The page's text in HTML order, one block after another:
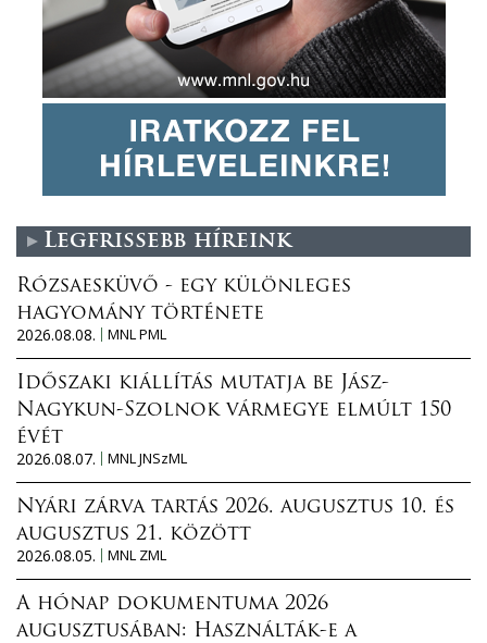
Legfrissebb híreink
Rózsaesküvő - egy különleges
hagyomány története
2026.08.08.
MNL PML
Időszaki kiállítás mutatja be Jász-
Nagykun-Szolnok vármegye elmúlt 150
évét
2026.08.07.
MNL JNSzML
Nyári zárva tartás 2026. augusztus 10. és
augusztus 21. között
2026.08.05.
MNL ZML
A hónap dokumentuma 2026
augusztusában: Használták-e a